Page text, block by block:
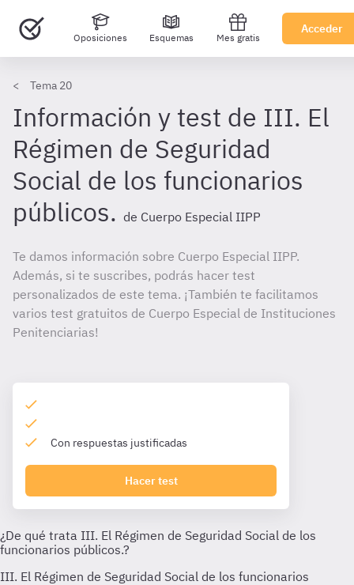
Oposiciones Esquemas Mes gratis
Acceder
Tema 20
Información y test de III. El
Régimen de Seguridad
Social de los funcionarios
públicos. de Cuerpo Especial IIPP
Te damos información sobre Cuerpo Especial IIPP.
Además, si te suscribes, podrás hacer test
personalizados de este tema. ¡También te facilitamos
varios test gratuitos de Cuerpo Especial de Instituciones
Penitenciarias!
Con respuestas justificadas
Hacer test